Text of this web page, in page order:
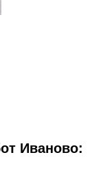
Иваново: